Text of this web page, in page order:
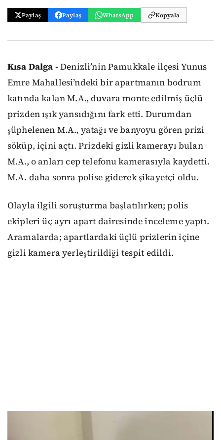
Paylaş Paylaş WhatsApp Kopyala
Kısa Dalga -Denizli’nin Pamukkale ilçesi Yunus
Emre Mahallesi’ndeki bir apartmanın bodrum
katında kalan M.A., duvara monte edilmiş üçlü
prizden ışık yansıdığını fark etti. Durumdan
şüphelenen M.A., yatağı ve banyoyu gören prizi
söküp, içini açtı. Prizdeki gizli kamerayı bulan
M.A., o anları cep telefonu kamerasıyla kaydetti.
M.A. daha sonra polise giderek şikayetçi oldu.
Olayla ilgili soruşturma başlatılırken; polis
ekipleri üç ayrı apart dairesinde inceleme yaptı.
Aramalarda; apartlardaki üçlü prizlerin içine
gizli kamera yerleştirildiği tespit edildi.